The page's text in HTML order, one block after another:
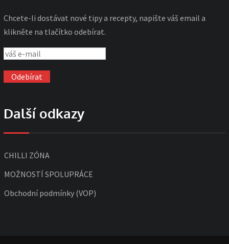
Chcete-li dostávat nové tipy a recepty, napište váš email a
klikněte na tlačítko odebírat.
Další odkazy
CHILLI ZÓNA
MOŽNOSTÍ SPOLUPRÁCE
Obchodní podmínky (VOP)